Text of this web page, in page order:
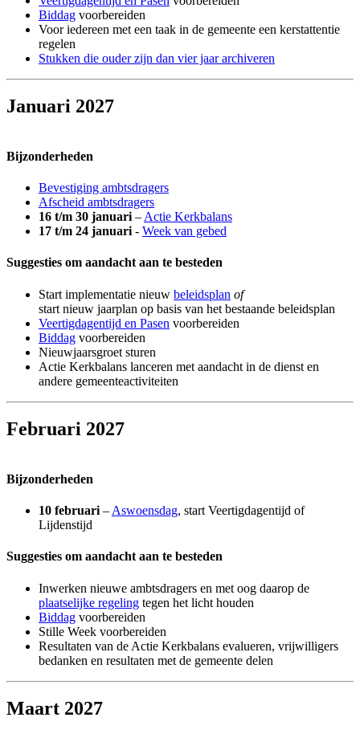
Biddag voorbereiden
Voor iedereen met een taak in de gemeente een kerstattentie
regelen
Stukken die ouder zijn dan vier jaar archiveren
Januari 2027
Bijzonderheden
Bevestiging ambtsdragers
Afscheid ambtsdragers
16 t/m 30 januari – Actie Kerkbalans
17 t/m 24 januari - Week van gebed
Suggesties om aandacht aan te besteden
Start implementatie nieuw beleidsplan of
start nieuw jaarplan op basis van het bestaande beleidsplan
Veertigdagentijd en Pasen voorbereiden
Biddag voorbereiden
Nieuwjaarsgroet sturen
Actie Kerkbalans lanceren met aandacht in de dienst en
andere gemeenteactiviteiten
Februari 2027
Bijzonderheden
10 februari – Aswoensdag, start Veertigdagentijd of
Lijdenstijd
Suggesties om aandacht aan te besteden
Inwerken nieuwe ambtsdragers en met oog daarop de
plaatselijke regeling tegen het licht houden
Biddag voorbereiden
Stille Week voorbereiden
Resultaten van de Actie Kerkbalans evalueren, vrijwilligers
bedanken en resultaten met de gemeente delen
Maart 2027